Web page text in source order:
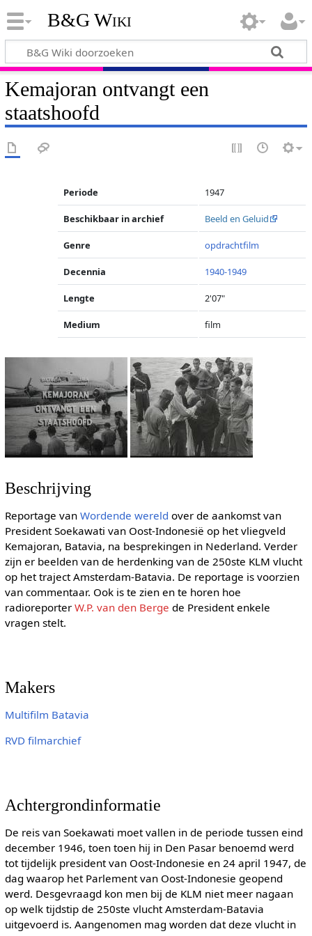
B&G Wiki
Kemajoran ontvangt een
staatshoofd
Periode 1947
Beschikbaar in archief Beeld en Geluid
Genre opdrachtfilm
Decennia 1940-1949
Lengte 2'07"
Medium film
Beschrijving
Reportage van Wordende wereld over de aankomst van
President Soekawati van Oost-Indonesië op het vliegveld
Kemajoran, Batavia, na besprekingen in Nederland. Verder
zijn er beelden van de herdenking van de 250ste KLM vlucht
op het traject Amsterdam-Batavia. De reportage is voorzien
van commentaar. Ook is te zien en te horen hoe
radioreporter W.P. van den Berge de President enkele
vragen stelt.
Makers
Multifilm Batavia
RVD filmarchief
Achtergrondinformatie
De reis van Soekawati moet vallen in de periode tussen eind
december 1946, toen toen hij in Den Pasar benoemd werd
tot tijdelijk president van Oost-Indonesie en 24 april 1947, de
dag waarop het Parlement van Oost-Indonesie geopend
werd. Desgevraagd kon men bij de KLM niet meer nagaan
op welk tijdstip de 250ste vlucht Amsterdam-Batavia
uitgevoerd is. Aangenomen mag worden dat deze vlucht in